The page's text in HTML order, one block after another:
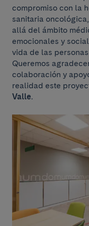
compromiso con la
sanitaria
allá del ámbito
emocionales y
vida de las
Queremos
colaboración y
realidad este
Valle.